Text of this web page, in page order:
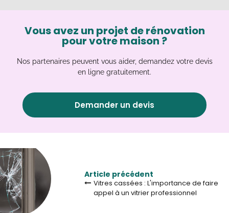
Vous avez un projet de rénovation
pour votre maison ?
Nos partenaires peuvent vous aider, demandez votre devis
en ligne gratuitement.
Demander un devis
Article précédent
Vitres cassées : L'importance de faire
appel à un vitrier professionnel